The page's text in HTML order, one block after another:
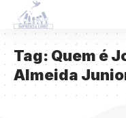
Tag: Quem é
Almeida